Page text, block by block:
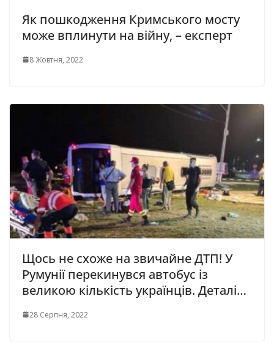
Як пошкодження Кримського мосту
може вплинути на війну, – експерт
8 Жовтня, 2022
Щось не схоже на звичайне ДТП! У
Румунії перекинувся автобус із
великою кількість українців. Деталі…
28 Серпня, 2022